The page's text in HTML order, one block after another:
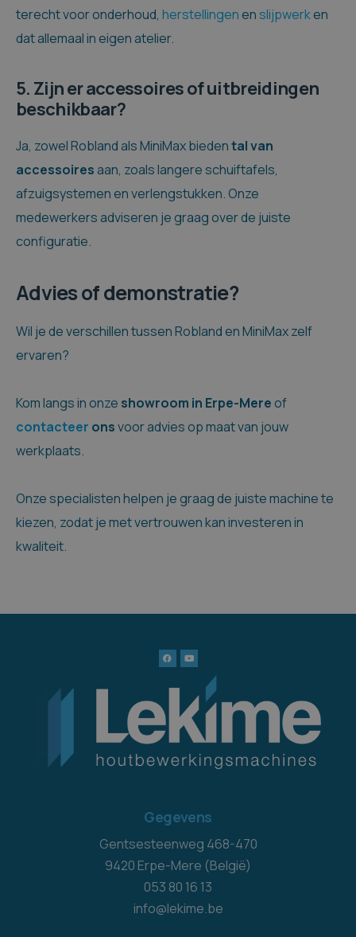
terecht voor onderhoud, herstellingenenslijpwerken
dat allemaal in eigen atelier.
5. Zijn er accessoires of uitbreidingen
beschikbaar?
Ja, zowel Robland als MiniMax biedental van
accessoiresaan, zoals langere schuiftafels,
afzuigsystemen en verlengstukken. Onze
medewerkers adviseren je graag over de juiste
configuratie.
Advies of demonstratie?
Wil je de verschillen tussen Robland en MiniMax zelf
ervaren?
Kom langs in onze showroom in Erpe-Mereof
contacteer onsvoor advies op maat van jouw
werkplaats.
Onze specialisten helpen je graag de juiste machine te
kiezen, zodat je met vertrouwen kan investeren in
kwaliteit.
Gegevens
Gentsesteenweg 468-470
9420 Erpe-Mere (België)
053 80 16 13
info@lekime.be